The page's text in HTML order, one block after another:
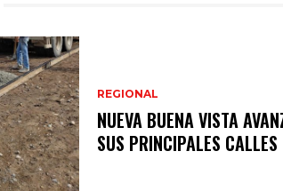
REGIONAL
NUEVA BUENA VISTA
SUS PRINCIPALES CALLES